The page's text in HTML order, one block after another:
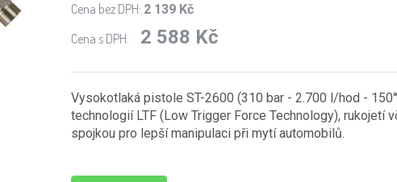
Cena bez DPH: 2 139 Kč
Cena s DPH: 2 588 Kč
Vysokotlaká pistole ST-2600 (310 bar - 2.700 l/hod -
technologií LTF (Low Trigger Force Technology), rukojetí
spojkou pro lepší manipulaci při mytí automobilů.